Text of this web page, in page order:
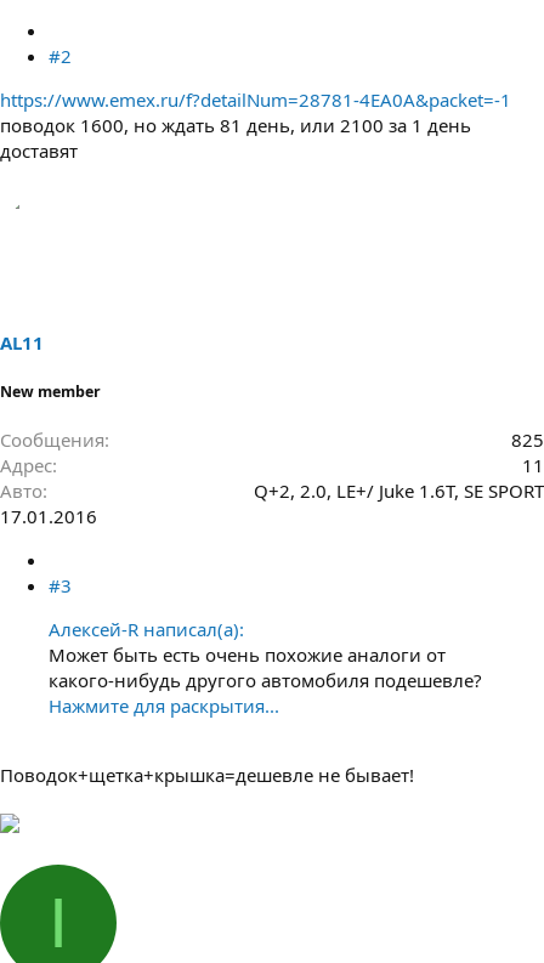
#2
https://www.emex.ru/f?detailNum=28781-4EA0A&packet=-1
поводок 1600, но ждать 81 день, или 2100 за 1 день
доставят
AL11
New member
Сообщения
825
Адрес
11
Авто
Q+2, 2.0, LE+/ Juke 1.6T, SE SPORT
17.01.2016
#3
Алексей-R написал(а):
Может быть есть очень похожие аналоги от
какого-нибудь другого автомобиля подешевле?
Нажмите для раскрытия...
Поводок+щетка+крышка=дешевле не бывает!
I